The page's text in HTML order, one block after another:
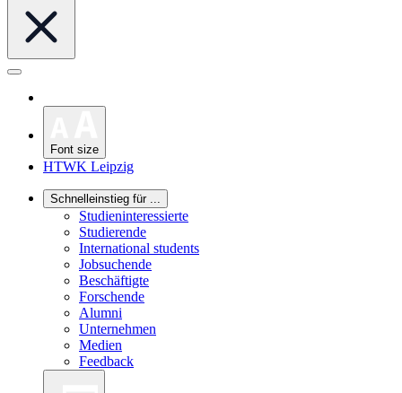
Font size
HTWK Leipzig
Schnelleinstieg für ...
Studieninteressierte
Studierende
International students
Jobsuchende
Beschäftigte
Forschende
Alumni
Unternehmen
Medien
Feedback